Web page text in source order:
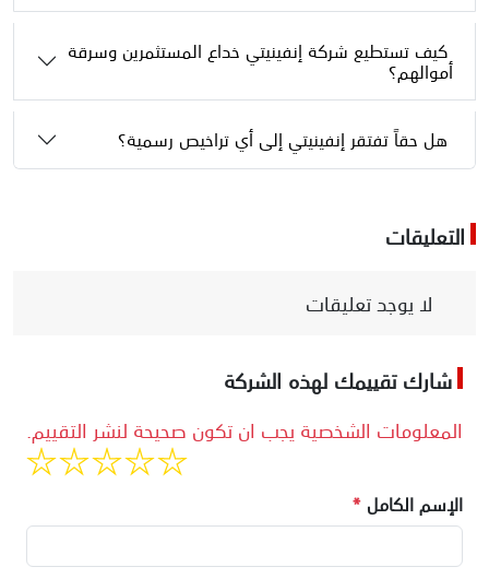
كيف تستطيع شركة إنفينيتي خداع المستثمرين وسرقة
أموالهم؟
هل حقاً تفتقر إنفينيتي إلى أي تراخيص رسمية؟
التعليقات
لا يوجد تعليقات
شارك تقييمك لهذه الشركة
المعلومات الشخصية يجب ان تكون صحيحة لنشر التقييم.
الإسم الكامل *